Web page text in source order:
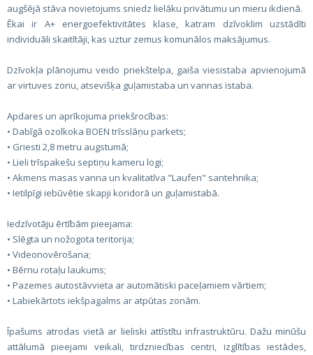
augšējā stāva novietojums sniedz lielāku privātumu un mieru ikdienā.
Ēkai ir A+ energoefektivitātes klase, katram dzīvoklim uzstādīti
individuāli skaitītāji, kas uztur zemus komunālos maksājumus.
Dzīvokļa plānojumu veido priekštelpa, gaiša viesistaba apvienojumā
ar virtuves zonu, atsevišķa guļamistaba un vannas istaba.
Apdares un aprīkojuma priekšrocības:
• Dabīgā ozolkoka BOEN trīsslāņu parkets;
• Griesti 2,8 metru augstumā;
• Lieli trīspakešu septiņu kameru logi;
• Akmens masas vanna un kvalitatīva "Laufen" santehnika;
• Ietilpīgi iebūvētie skapji koridorā un guļamistabā.
Iedzīvotāju ērtībām pieejama:
• Slēgta un nožogota teritorija;
• Videonovērošana;
• Bērnu rotaļu laukums;
• Pazemes autostāvvieta ar automātiski paceļamiem vārtiem;
• Labiekārtots iekšpagalms ar atpūtas zonām.
Īpašums atrodas vietā ar lieliski attīstītu infrastruktūru. Dažu minūšu
attālumā pieejami veikali, tirdzniecības centri, izglītības iestādes,